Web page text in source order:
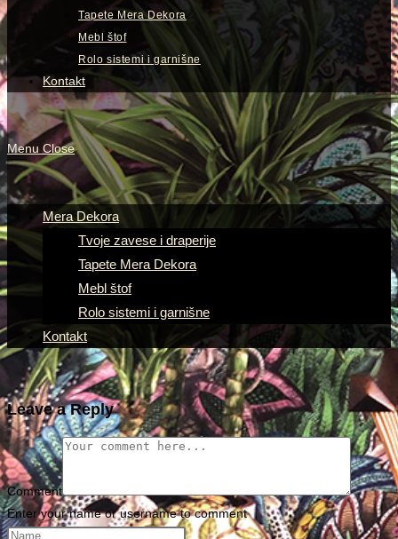
Tapete Mera Dekora
Mebl štof
Rolo sistemi i garnišne
Kontakt
Menu Close
Mera Dekora
Tvoje zavese i draperije
Tapete Mera Dekora
Mebl štof
Rolo sistemi i garnišne
Kontakt
Leave a Reply
Comment
Enter your name or username to comment